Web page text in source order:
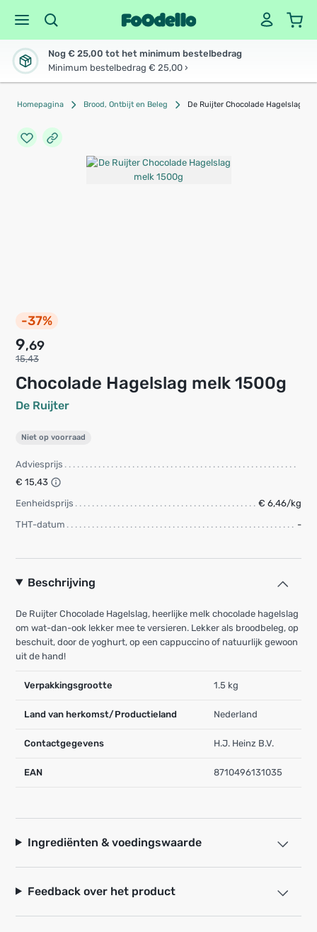
Nog € 25,00 tot het minimum bestelbedrag
Minimum bestelbedrag € 25,00 ›
Homepagina Brood, Ontbijt en Beleg De Ruijter Chocolade Hagelslag
-37%
Chocolade Hagelslag melk 1500g
De Ruijter
9,69
15,43
Niet op voorraad
Adviesprijs
€ 15,43
Eenheidsprijs
€ 6,46/kg
THT-datum
-
Beschrijving
De Ruijter Chocolade Hagelslag, heerlijke melk chocolade hagelslag
om wat-dan-ook lekker mee te versieren. Lekker als broodbeleg, op
beschuit, door de yoghurt, op een cappuccino of natuurlijk gewoon
uit de hand!
Verpakkingsgrootte 1.5 kg
Land van herkomst/Productieland Nederland
Contactgegevens H.J. Heinz B.V.
EAN 8710496131035
Ingrediënten & voedingswaarde
Feedback over het product